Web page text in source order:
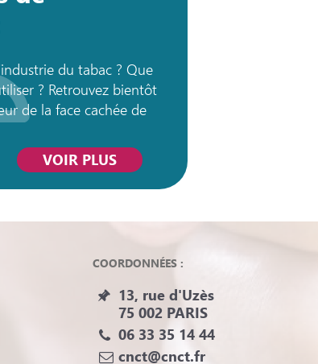
du tabac ? Que
? Retrouvez bientôt
de la face cachée de
internes » de
VOIR PLUS
COORDONNÉES :
13, rue d'Uzès
75 002 PARIS
06 33 35 14 44
cnct@cnct.fr